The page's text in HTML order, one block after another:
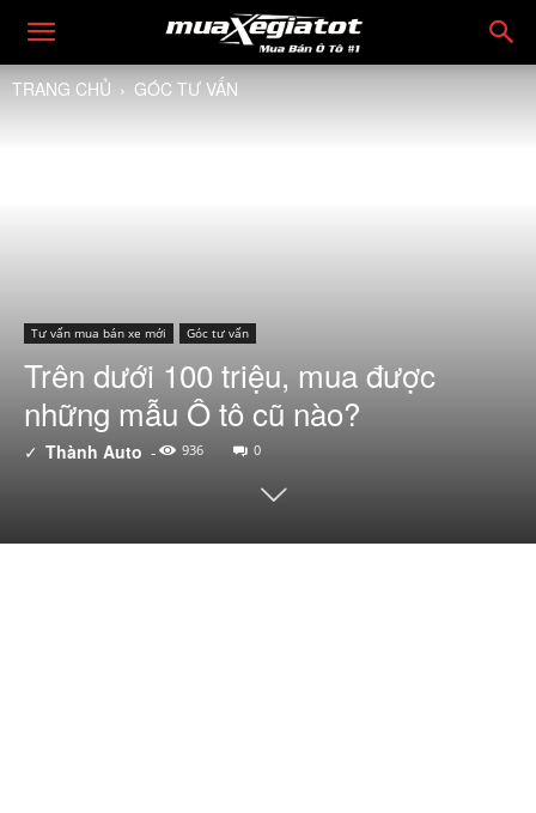
TRANG CHỦ GÓC TƯ VẤN
Tư vấn mua bán xe mới Góc tư vấn
Trên dưới 100 triệu, mua được
những mẫu Ô tô cũ nào?
✓ Thành Auto - 936 0